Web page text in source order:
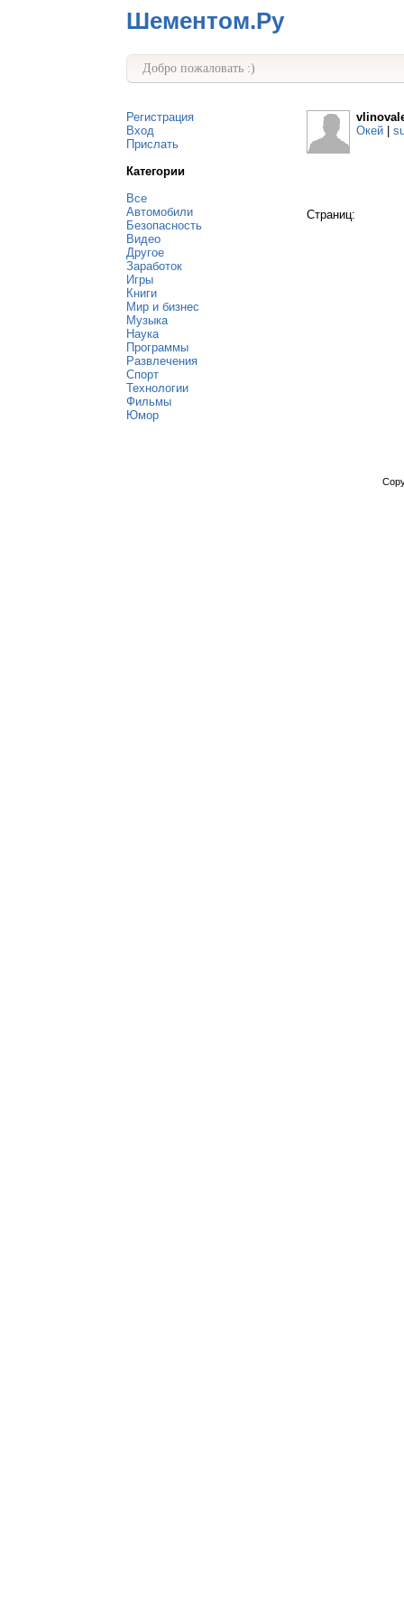
Шементом.Ру
Добро пожаловать :)
Регистрация
Вход
Прислать
Категории
Все
Автомобили
Безопасность
Видео
Другое
Заработок
Игры
Книги
Мир и бизнес
Музыка
Наука
Программы
Развлечения
Спорт
Технологии
Фильмы
Юмор
Окей
Страниц: